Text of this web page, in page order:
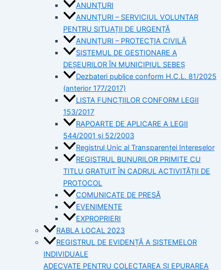
ANUNȚURI
ANUNȚURI – SERVICIUL VOLUNTAR
PENTRU SITUAȚII DE URGENȚĂ
ANUNȚURI – PROTECȚIA CIVILĂ
SISTEMUL DE GESTIONARE A
DEȘEURILOR ÎN MUNICIPIUL SEBEȘ
Dezbateri publice conform H.C.L. 81/2025
(anterior 177/2017)
LISTA FUNCȚIILOR CONFORM LEGII
153/2017
RAPOARTE DE APLICARE A LEGII
544/2001 și 52/2003
Registrul Unic al Transparenței Intereselor
REGISTRUL BUNURILOR PRIMITE CU
TITLU GRATUIT ÎN CADRUL ACTIVITĂȚII DE
PROTOCOL
COMUNICATE DE PRESĂ
EVENIMENTE
EXPROPRIERI
RABLA LOCAL 2023
REGISTRUL DE EVIDENȚĂ A SISTEMELOR
INDIVIDUALE
ADECVATE PENTRU COLECTAREA ȘI EPURAREA